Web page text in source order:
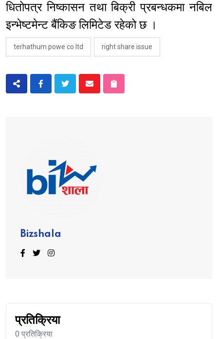
धितोपत्र निष्कासन तथा बिक्री प्रबन्धकमा नबिल
इन्भेष्टमेन्ट बैंकिङ लिमिटेड रहेको छ ।
terhathum powe co ltd right share issue
Bizshala
प्रतिक्रिया
0 प्रतिक्रिया